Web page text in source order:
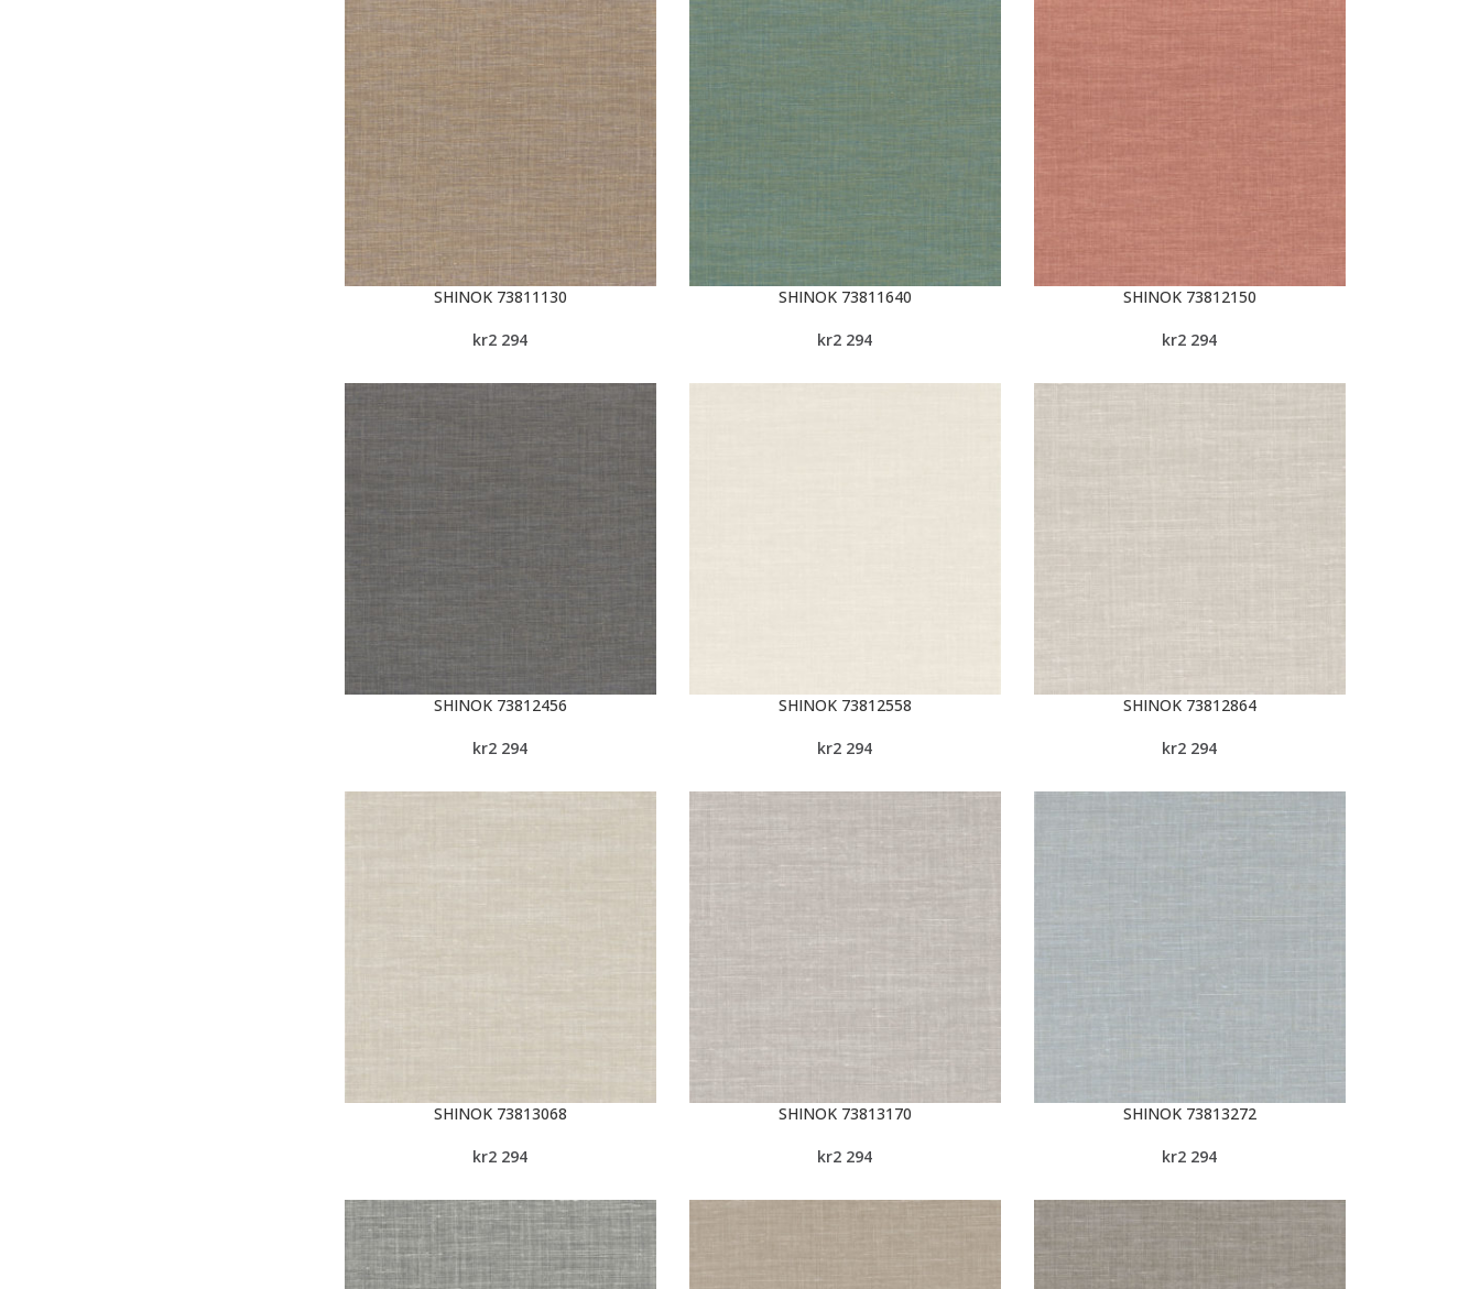
SHINOK 73811130
kr2 294
SHINOK 73811640
kr2 294
SHINOK 73812150
kr2 294
SHINOK 73812456
kr2 294
SHINOK 73812558
kr2 294
SHINOK 73812864
kr2 294
SHINOK 73813068
kr2 294
SHINOK 73813170
kr2 294
SHINOK 73813272
kr2 294